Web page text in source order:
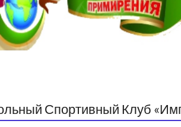
Спортивный Клуб